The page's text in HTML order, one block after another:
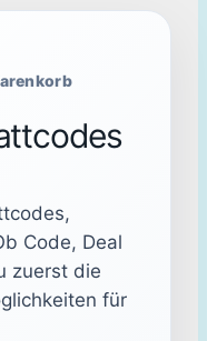
Code, Deal
zuerst die
für